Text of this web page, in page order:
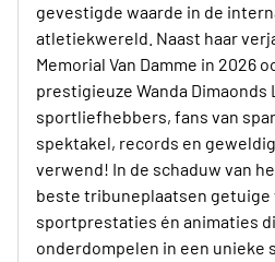
gevestigde waarde in de
atletiekwereld. Naast haar
Memorial Van Damme in 2026
prestigieuze Wanda
sportliefhebbers, fans van
spektakel, records en
verwend! In de schaduw van
beste tribuneplaatsen getuige
sportprestaties én animaties
onderdompelen in een unieke